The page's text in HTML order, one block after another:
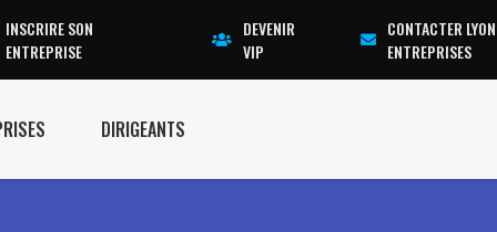
INSCRIRE SON
ENTREPRISE
DEVENIR
VIP
CONTACTER LYON
ENTREPRISES
DIRIGEANTS